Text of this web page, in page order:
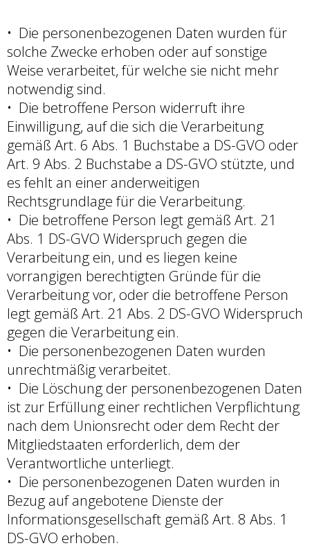
Die personenbezogenen Daten wurden für
solche Zwecke erhoben oder auf sonstige
Weise verarbeitet, für welche sie nicht mehr
notwendig sind.
Die betroffene Person widerruft ihre
Einwilligung, auf die sich die Verarbeitung
gemäß Art. 6 Abs. 1 Buchstabe a DS-GVO oder
Art. 9 Abs. 2 Buchstabe a DS-GVO stützte, und
es fehlt an einer anderweitigen
Rechtsgrundlage für die Verarbeitung.
Die betroffene Person legt gemäß Art. 21
Abs. 1 DS-GVO Widerspruch gegen die
Verarbeitung ein, und es liegen keine
vorrangigen berechtigten Gründe für die
Verarbeitung vor, oder die betroffene Person
legt gemäß Art. 21 Abs. 2 DS-GVO Widerspruch
gegen die Verarbeitung ein.
Die personenbezogenen Daten wurden
unrechtmäßig verarbeitet.
Die Löschung der personenbezogenen Daten
ist zur Erfüllung einer rechtlichen Verpflichtung
nach dem Unionsrecht oder dem Recht der
Mitgliedstaaten erforderlich, dem der
Verantwortliche unterliegt.
Die personenbezogenen Daten wurden in
Bezug auf angebotene Dienste der
Informationsgesellschaft gemäß Art. 8 Abs. 1
DS-GVO erhoben.